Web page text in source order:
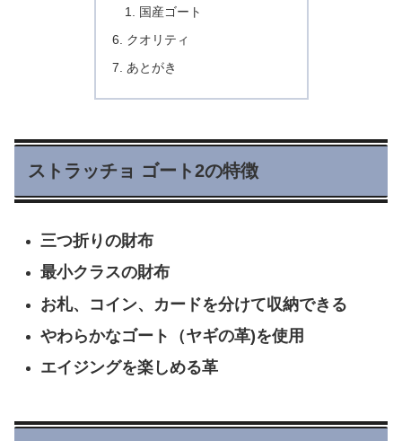
国産ゴート
クオリティ
あとがき
ストラッチョ ゴート2の特徴
三つ折りの財布
最小クラスの財布
お札、コイン、カードを分けて収納できる
やわらかなゴート（ヤギの革)を使用
エイジングを楽しめる革